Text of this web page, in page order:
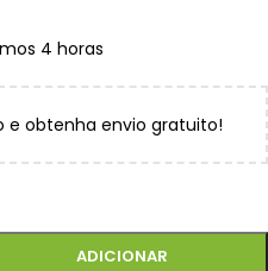
4 horas
e obtenha envio gratuito!
ADICIONAR